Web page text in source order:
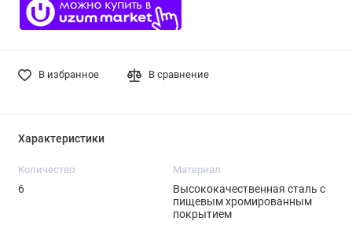
В избранное В сравнение
Характеристики
Количество
6
Материал
Высококачественная сталь с
пищевым хромированным
покрытием